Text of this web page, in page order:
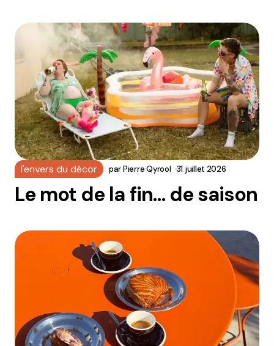
l'envers du décor parPierre Qyrool 31 juillet 2026
Le mot de la fin… de saison